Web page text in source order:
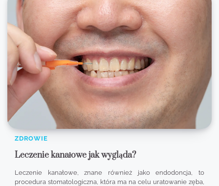
ZDROWIE
Leczenie kanałowe jak wygląda?
Leczenie kanałowe, znane również jako endodoncja, to
procedura stomatologiczna, która ma na celu uratowanie zęba,